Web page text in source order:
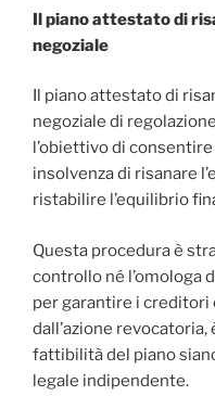
Il piano attestato di
negoziale
Il piano attestato di
negoziale di
l’obiettivo di
insolvenza di risanare
ristabilire l’equilibrio
Questa procedura è
controllo né l’omologa
per garantire i creditori
dall’azione
fattibilità del piano
legale indipendente.